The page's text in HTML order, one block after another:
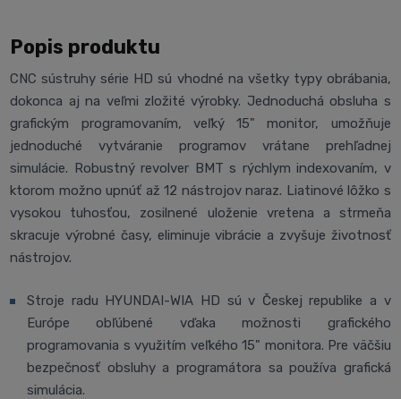
Popis produktu
CNC sústruhy série HD sú vhodné na všetky typy obrábania,
dokonca aj na veľmi zložité výrobky. Jednoduchá obsluha s
grafickým programovaním, veľký 15" monitor, umožňuje
jednoduché vytváranie programov vrátane prehľadnej
simulácie. Robustný revolver BMT s rýchlym indexovaním, v
ktorom možno upnúť až 12 nástrojov naraz. Liatinové lôžko s
vysokou tuhosťou, zosilnené uloženie vretena a strmeňa
skracuje výrobné časy, eliminuje vibrácie a zvyšuje životnosť
nástrojov.
Stroje radu HYUNDAI-WIA HD sú v Českej republike a v
Európe obľúbené vďaka možnosti grafického
programovania s využitím veľkého 15" monitora. Pre väčšiu
bezpečnosť obsluhy a programátora sa používa grafická
simulácia.